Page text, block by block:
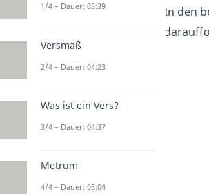
In den
1/4 – Dauer: 03:39
Versmaß
2/4 – Dauer: 04:23
Was ist ein Vers?
3/4 – Dauer: 04:37
Metrum
4/4 – Dauer: 05:04